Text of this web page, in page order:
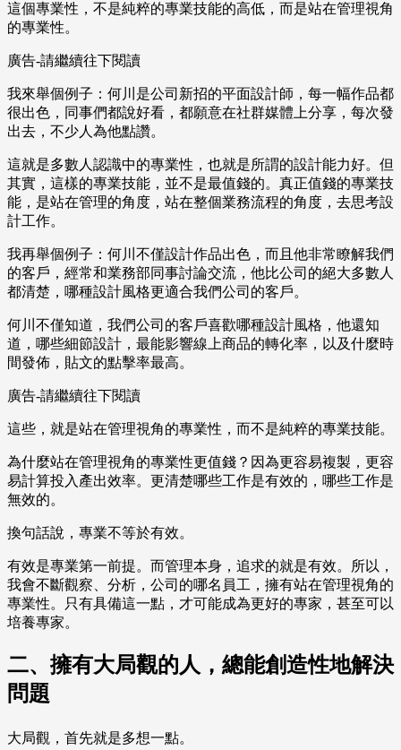
這個專業性，不是純粹的專業技能的高低，而是站在管理視角
的專業性。
廣告-請繼續往下閱讀
我來舉個例子：何川是公司新招的平面設計師，每一幅作品都
很出色，同事們都說好看，都願意在社群媒體上分享，每次發
出去，不少人為他點讚。
這就是多數人認識中的專業性，也就是所謂的設計能力好。但
其實，這樣的專業技能，並不是最值錢的。真正值錢的專業技
能，是站在管理的角度，站在整個業務流程的角度，去思考設
計工作。
我再舉個例子：何川不僅設計作品出色，而且他非常瞭解我們
的客戶，經常和業務部同事討論交流，他比公司的絕大多數人
都清楚，哪種設計風格更適合我們公司的客戶。
何川不僅知道，我們公司的客戶喜歡哪種設計風格，他還知
道，哪些細節設計，最能影響線上商品的轉化率，以及什麼時
間發佈，貼文的點擊率最高。
廣告-請繼續往下閱讀
這些，就是站在管理視角的專業性，而不是純粹的專業技能。
為什麼站在管理視角的專業性更值錢？因為更容易複製，更容
易計算投入產出效率。更清楚哪些工作是有效的，哪些工作是
無效的。
換句話說，專業不等於有效。
有效是專業第一前提。而管理本身，追求的就是有效。所以，
我會不斷觀察、分析，公司的哪名員工，擁有站在管理視角的
專業性。只有具備這一點，才可能成為更好的專家，甚至可以
培養專家。
二、擁有大局觀的人，總能創造性地解決
問題
大局觀，首先就是多想一點。